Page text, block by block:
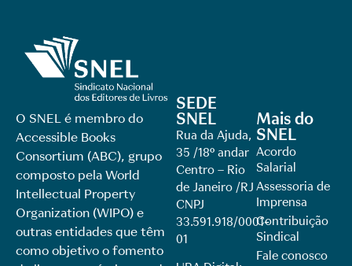
O SNEL é membro do
Accessible Books
Consortium (ABC), grupo
composto pela World
Intellectual Property
Organization (WIPO) e
outras entidades que têm
como objetivo o fomento
SEDE
SNEL
Rua da Ajuda,
35 /18º andar
Centro – Rio
de Janeiro /RJ
CNPJ
33.591.918/0001-
01
Mais do
SNEL
Acordo
Salarial
Assessoria de
Imprensa
Contribuição
Sindical
Fale conosco